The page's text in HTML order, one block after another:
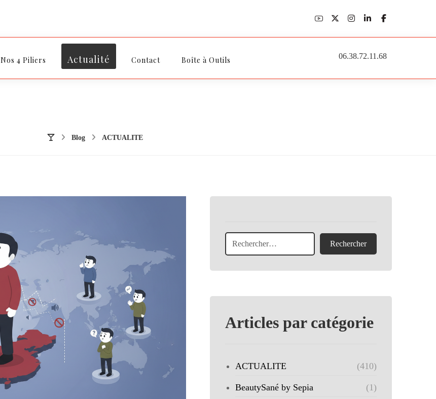
Nos 4 Piliers Actualité Contact Boîte à Outils 06.38.72.11.68
Blog ACTUALITE
Articles par catégorie
ACTUALITE (410)
BeautySané by Sepia (1)